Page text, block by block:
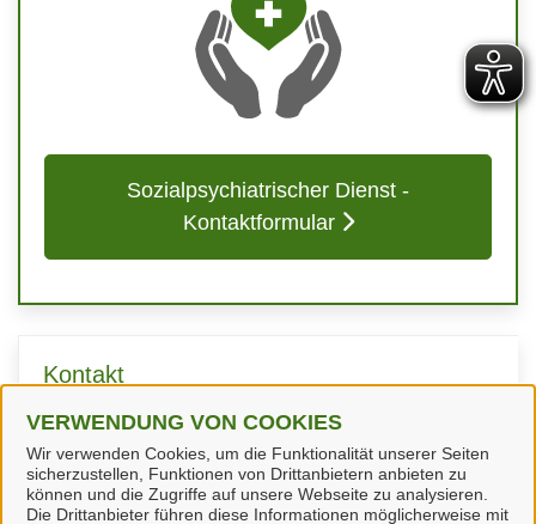
VERWENDUNG VON COOKIES
Wir verwenden Cookies, um die Funktionalität unserer Seiten
sicherzustellen, Funktionen von Drittanbietern anbieten zu
können und die Zugriffe auf unsere Webseite zu analysieren.
Die Drittanbieter führen diese Informationen möglicherweise mit
Sozialpsychiatrischer Dienst -
Kontaktformular
Kontakt
Sozialpsychiatrischer Dienst